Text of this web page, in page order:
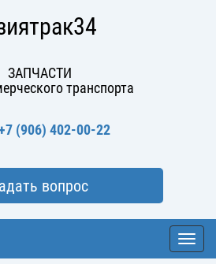
ЗАПЧАСТИ
транспорта
(906) 402-00-22
вопрос